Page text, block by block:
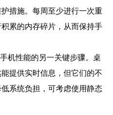
措施。每周至少进行一次重
累的内存碎片，从而保持手
机性能的另一关键步骤。桌
提供实时信息，但它们的不
系统负担，可考虑使用静态